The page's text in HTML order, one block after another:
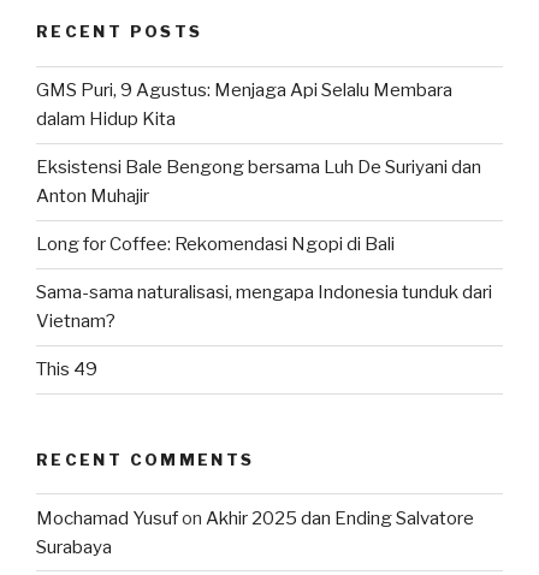
RECENT POSTS
GMS Puri, 9 Agustus: Menjaga Api Selalu Membara
dalam Hidup Kita
Eksistensi Bale Bengong bersama Luh De Suriyani dan
Anton Muhajir
Long for Coffee: Rekomendasi Ngopi di Bali
Sama-sama naturalisasi, mengapa Indonesia tunduk dari
Vietnam?
This 49
RECENT COMMENTS
Mochamad Yusufon Akhir 2025 dan Ending Salvatore
Surabaya